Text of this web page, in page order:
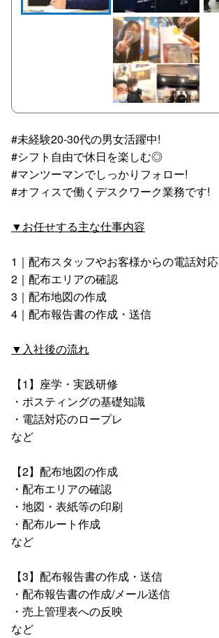
#未経験20-30代の男女活躍中!
#シフト自由で休日を楽しむ◎
#マンツーマンでしっかりフォロー!
#オフィスで働くデスクワーク業務です!
▼お任せする主な仕事内容
1｜配布スタッフやお客様からの電話対応
2｜配布エリアの確認
3｜配布地図の作成
4｜配布報告書の作成・送信
▼入社後の流れ
【1】座学・実践研修
・ポスティングの基礎知識
・電話対応のロープレ
など
【2】配布地図の作成
・配布エリアの確認
・地図・表紙等の印刷
・配布ルート作成
など
【3】配布報告書の作成・送信
・配布報告書の作成/メール送信
・売上管理表への反映
など